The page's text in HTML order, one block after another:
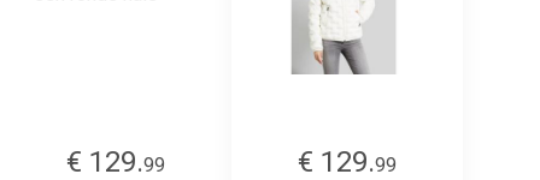
€ 129.99
€ 129.99